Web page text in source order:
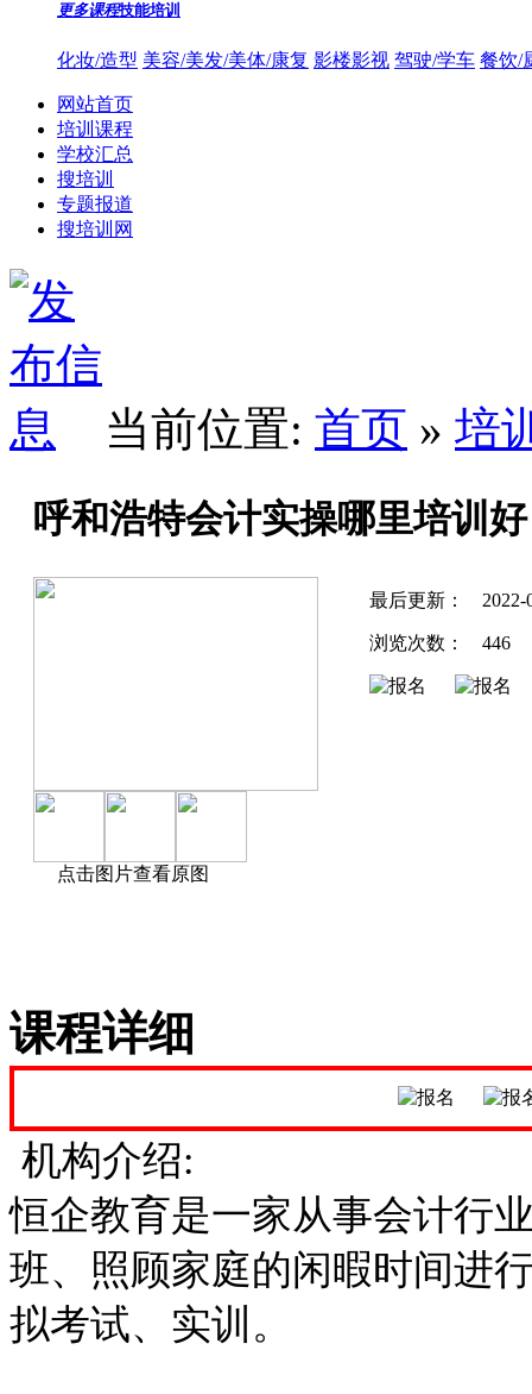
更多课程技能培训
化妆/造型 美容/美发/美体/康复 影楼影视 驾驶/学车 餐饮/
网站首页
培训课程
学校汇总
搜培训
专题报道
搜培训网
当前位置: 首页 » 培
呼和浩特会计实操哪里培训好
点击图片查看原图
最后更新： 2022-
浏览次数： 446
课程详细
机构介绍:
恒企教育是一家从事会计行
班、照顾家庭的闲暇时间进
拟考试、实训。